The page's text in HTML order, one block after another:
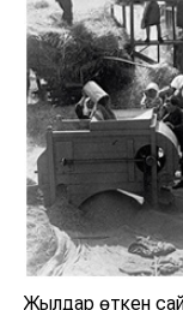
Жылдар өткен